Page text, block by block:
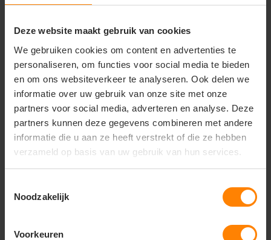
Deze website maakt gebruik van cookies
We gebruiken cookies om content en advertenties te
personaliseren, om functies voor social media te bieden
en om ons websiteverkeer te analyseren. Ook delen we
informatie over uw gebruik van onze site met onze
partners voor social media, adverteren en analyse. Deze
partners kunnen deze gegevens combineren met andere
informatie die u aan ze heeft verstrekt of die ze hebben
verzameld op basis van uw gebruik van hun services.
Noodzakelijk
Voorkeuren
Gerelateerde producten